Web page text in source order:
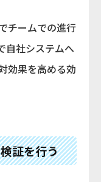
チームでの進行
自社システムへ
効果を高める効
証を行う